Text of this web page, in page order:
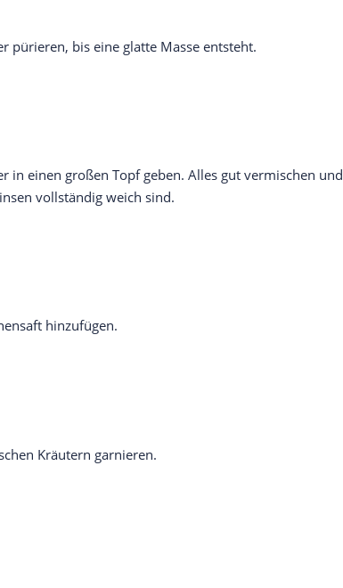
bis eine glatte Masse entsteht.
in einen großen Topf geben. Alles gut vermischen und
vollständig weich sind.
hinzufügen.
Kräutern garnieren.